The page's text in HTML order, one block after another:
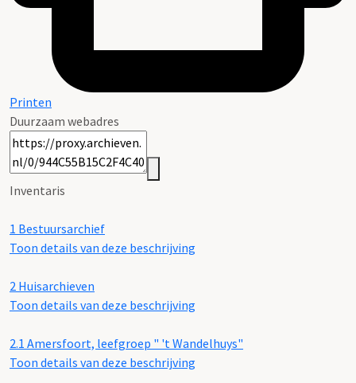
Printen
Duurzaam webadres
Inventaris
1 Bestuursarchief
Toon details van deze beschrijving
2 Huisarchieven
Toon details van deze beschrijving
2.1 Amersfoort, leefgroep " 't Wandelhuys"
Toon details van deze beschrijving